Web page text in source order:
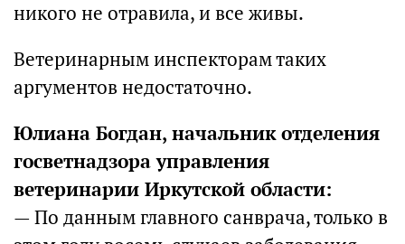
никого не отравила, и все живы.
Ветеринарным инспекторам таких
аргументов недостаточно.
Юлиана Богдан, начальник отделения
госветнадзора управления
ветеринарии Иркутской области:
— По данным главного санврача, только в